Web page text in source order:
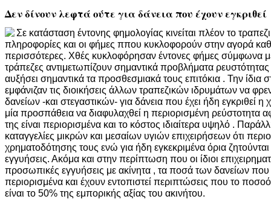
Δεν δίνουν λεφτά ούτε για δάνεια που έχουν εγκριθεί
Σε κατάσταση έντονης φημολογίας κινείται πλέον το
πληροφορίες και οι φήμες ππου κυκλοφορούν στην αγορά
περισσότερες. Χθές κυκλοφόρησαν έντονες φήμες σύμφωνα
τράπεζες αντιμετωπίζουν σημαντικά προβλήματα
αυξήσει σημαντικά τα προσθεσμιακά τους επιτόκια . Την ίδια
εμφάνιζαν τις διοικήσεις άλλων τραπεζικών ιδρυμάτων να
δανείων -και στεγαστικών- για δάνεια που έχει ήδη εγκριθεί
μία προσπάθεια να διαφυλαχθεί η περιορισμένη ρεύστοτητα
της είναι περιορισμένα και το κόστος ιδιαίτερα υψηλό .
καταγγελίες μικρών και μεσαίων υγιών επιχειρήσεων ότι
χρηματοδότησης τους ενώ για ήδη εγκεκριμένα όρια
εγγυήσεις. Ακόμα και στην περίπτωση που οι ίδιοι
προσωπικές εγγυήσεις με ακίνητα , τα ποσά των δανείων που
περιορισμένα και έχουν εντοπιστεί περιπτώσεις που το
είναι το 50% της εμπορικής αξίας του ακινήτου.